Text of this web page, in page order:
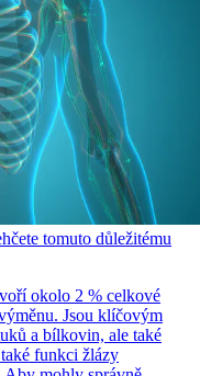
tomuto důležitému
okolo 2 % celkové
Jsou klíčovým
a bílkovin, ale také
funkci žlázy